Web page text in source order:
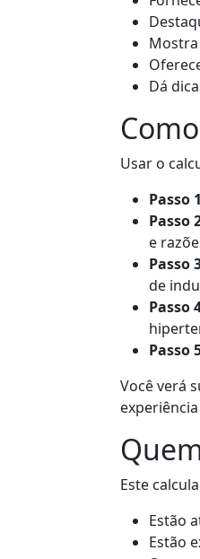
Dá
Usar o
Passo
Passo
e
Passo
de
Passo
Passo
Você verá
Este
Estão
Estão